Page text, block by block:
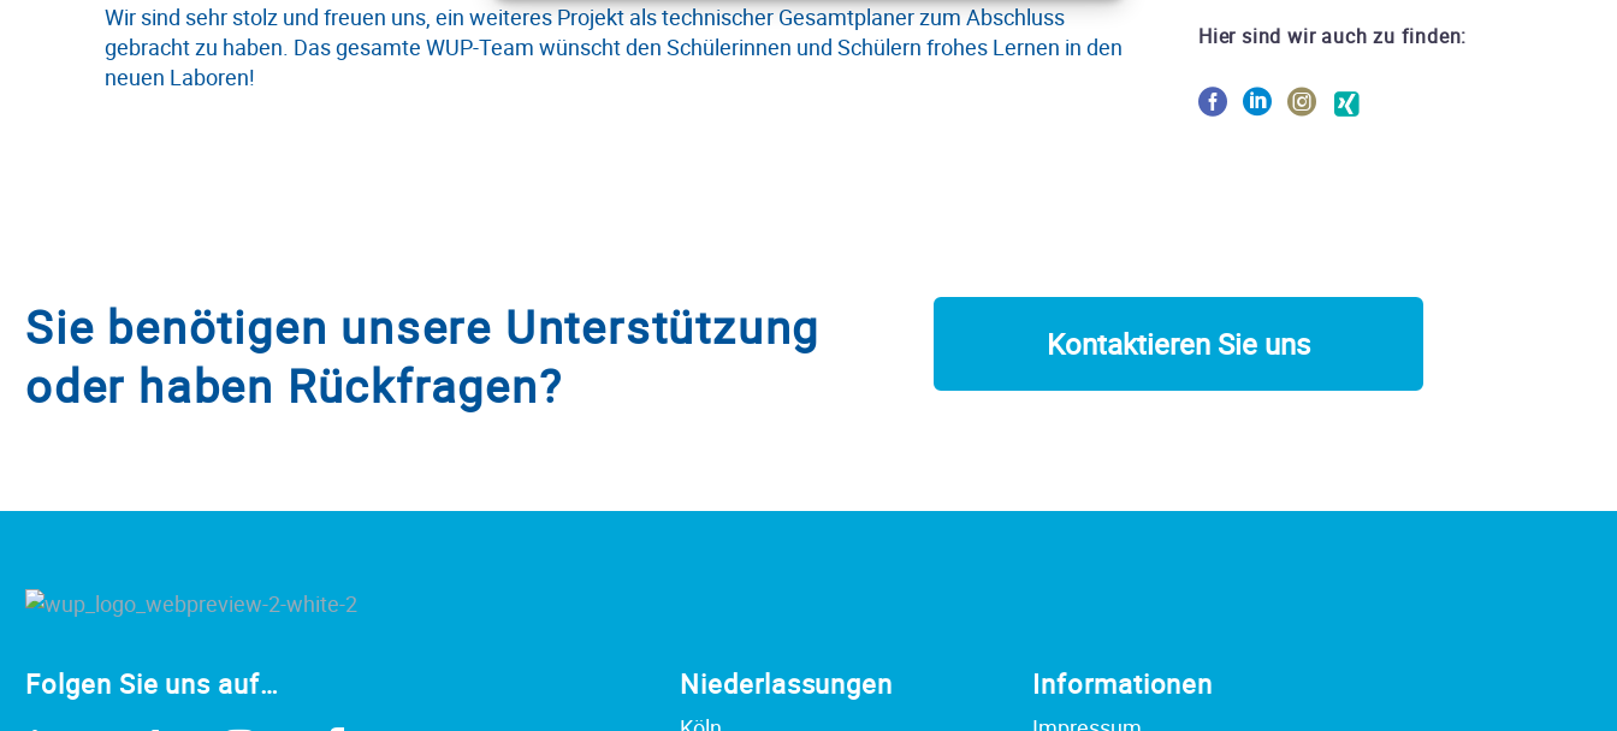
Wir sind sehr stolz und freuen uns, ein weiteres Projekt als technischer Gesamtplaner zum Abschluss
gebracht zu haben. Das gesamte WUP-Team wünscht den Schülerinnen und Schülern frohes Lernen in den
neuen Laboren!
Hier sind wir auch zu finden:
Sie benötigen unsere Unterstützung
oder haben Rückfragen?
Kontaktieren Sie uns
Folgen Sie uns auf… Niederlassungen Informationen